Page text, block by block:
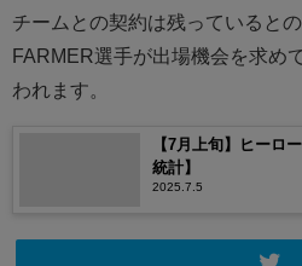
チームとの契約は残っていると
FARMER選手が出場機会を求め
われます。
【7月上旬】ヒーロ
統計】
2025.7.5